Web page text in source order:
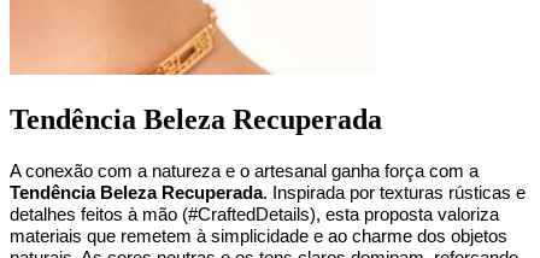
Tendência Beleza Recuperada
Tendência Beleza Recuperada. Inspirada por texturas rústicas e
detalhes feitos à mão (#CraftedDetails), esta proposta valoriza
materiais que remetem à simplicidade e ao charme dos objetos